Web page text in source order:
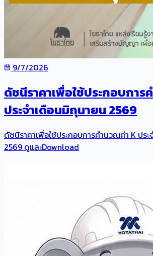
9/7/2026
ดัชนีราคาเพื่อใช้ประกอบกา
ประจำเดือนมิถุนายน 2569
ดัชนีราคาเพื่อใช้ประกอบการคำนวณค่า K ปร
2569 ดูและDownload